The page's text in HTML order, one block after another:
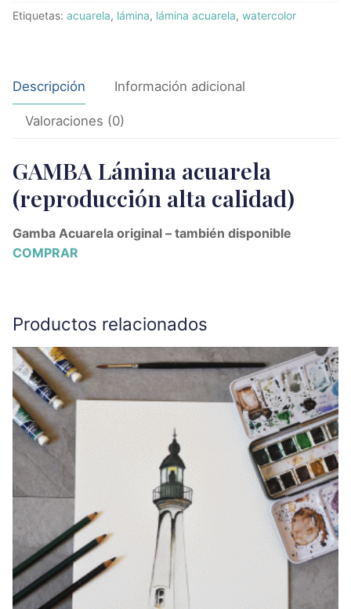
Etiquetas: acuarela, lámina, lámina acuarela, watercolor
Descripción Información adicional
Valoraciones (0)
GAMBA Lámina acuarela
(reproducción alta calidad)
Gamba Acuarela original – también disponible
COMPRAR
Productos relacionados